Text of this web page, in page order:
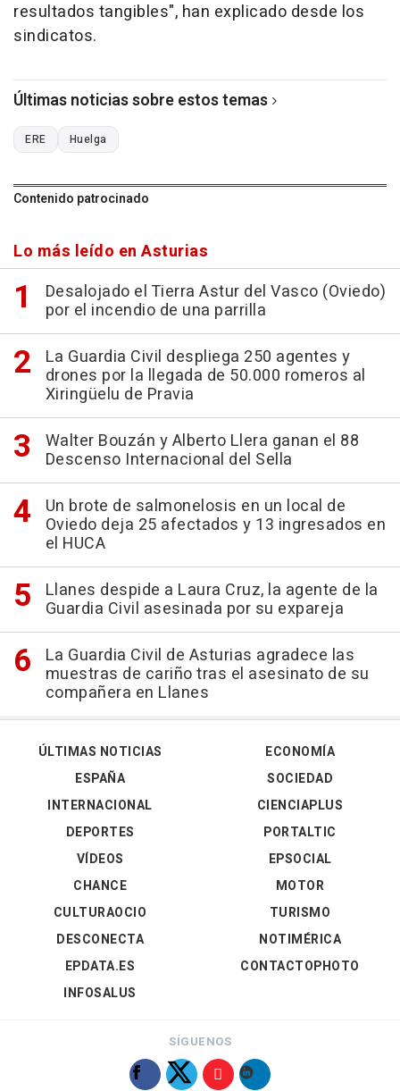
resultados tangibles", han explicado desde los
sindicatos.
Últimas noticias sobre estos temas
ERE Huelga
Contenido patrocinado
Lo más leído en Asturias
Desalojado el Tierra Astur del Vasco (Oviedo)
por el incendio de una parrilla
La Guardia Civil despliega 250 agentes y
drones por la llegada de 50.000 romeros al
Xiringüelu de Pravia
Walter Bouzán y Alberto Llera ganan el 88
Descenso Internacional del Sella
Un brote de salmonelosis en un local de
Oviedo deja 25 afectados y 13 ingresados en
el HUCA
Llanes despide a Laura Cruz, la agente de la
Guardia Civil asesinada por su expareja
La Guardia Civil de Asturias agradece las
muestras de cariño tras el asesinato de su
compañera en Llanes
ÚLTIMAS NOTICIAS
ESPAÑA
INTERNACIONAL
DEPORTES
VÍDEOS
ECONOMÍA
SOCIEDAD
CIENCIAPLUS
PORTALTIC
EPSOCIAL
CHANCE
CULTURAOCIO
DESCONECTA
EPDATA.ES
INFOSALUS
MOTOR
TURISMO
NOTIMÉRICA
CONTACTOPHOTO
SÍGUENOS